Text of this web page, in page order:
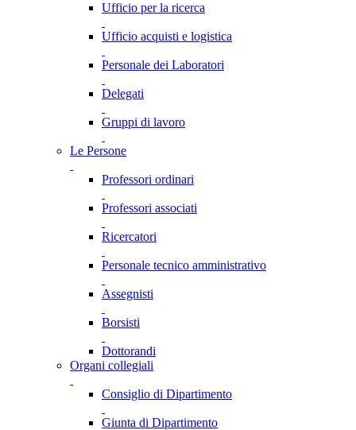
Ufficio per la ricerca
Ufficio acquisti e logistica
Personale dei Laboratori
Delegati
Gruppi di lavoro
Le Persone
Professori ordinari
Professori associati
Ricercatori
Personale tecnico amministrativo
Assegnisti
Borsisti
Dottorandi
Organi collegiali
Consiglio di Dipartimento
Giunta di Dipartimento